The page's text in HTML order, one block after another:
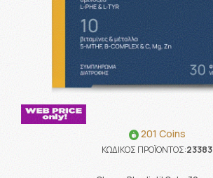
201 Coins
ΚΩΔΙΚΟΣ ΠΡΟΪΟΝΤΟΣ:23383